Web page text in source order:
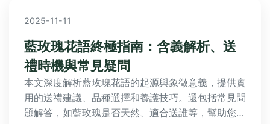
2025-11-11
藍玫瑰花語終極指南：含義解析、送
禮時機與常見疑問
本文深度解析藍玫瑰花語的起源與象徵意義，提供實
用的送禮建議、品種選擇和養護技巧。還包括常見問
題解答，如藍玫瑰是否天然、適合送誰等，幫助您在